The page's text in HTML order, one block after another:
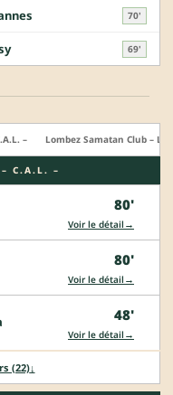
70'
69'
– Lombez Samatan Club –
– C.A.L. –
80'
Voir le détail →
80'
Voir le détail →
48'
Voir le détail →
(22)↓